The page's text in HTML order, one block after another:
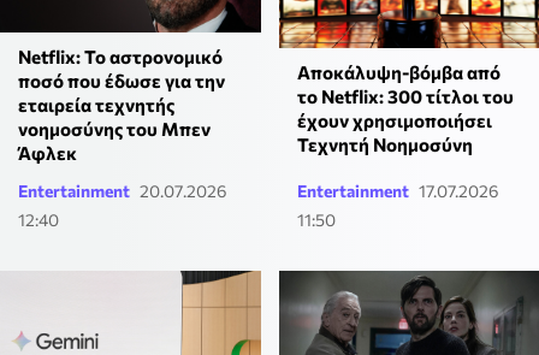
Netflix: To αστρονομικό
ποσό που έδωσε για την
εταιρεία τεχνητής
νοημοσύνης του Μπεν
Άφλεκ
Entertainment 20.07.2026
12:40
Αποκάλυψη-βόμβα από
το Netflix: 300 τίτλοι του
έχουν χρησιμοποιήσει
Τεχνητή Νοημοσύνη
Entertainment 17.07.2026
11:50